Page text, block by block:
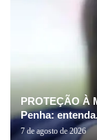
PROTEÇÃO À
Penha:
7 de agosto de 2026